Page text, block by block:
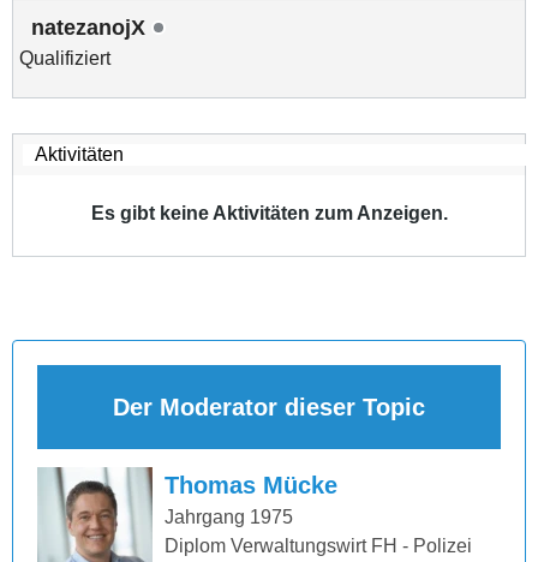
natezanojX
Qualifiziert
Es gibt keine Aktivitäten zum Anzeigen.
Der Moderator dieser Topic
Thomas Mücke
Jahrgang 1975
Diplom Verwaltungswirt FH - Polizei